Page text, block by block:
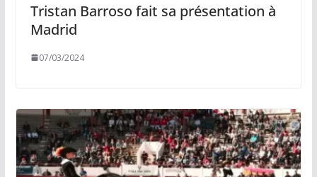
Tristan Barroso fait sa présentation à
Madrid
07/03/2024